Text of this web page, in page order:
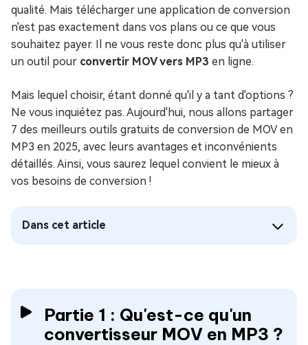
qualité. Mais télécharger une application de conversion
n'est pas exactement dans vos plans ou ce que vous
souhaitez payer. Il ne vous reste donc plus qu'à utiliser
un outil pour convertir MOV vers MP3 en ligne.
Mais lequel choisir, étant donné qu'il y a tant d'options ?
Ne vous inquiétez pas. Aujourd'hui, nous allons partager
7 des meilleurs outils gratuits de conversion de MOV en
MP3 en 2025, avec leurs avantages et inconvénients
détaillés. Ainsi, vous saurez lequel convient le mieux à
vos besoins de conversion !
Dans cet article
Partie 1 : Qu'est-ce qu'un
convertisseur MOV en MP3 ?